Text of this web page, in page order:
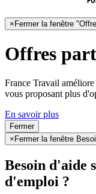
×Fermer la fenêtre
Offres
France Travail
vous proposant plus
En savoir plus
Fermer
× Fermer la fenêtre
Besoin d'aide
d'emploi ?